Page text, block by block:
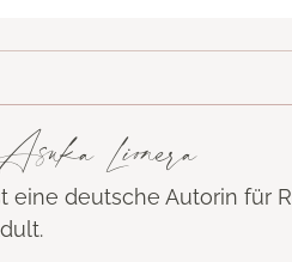
Lionera
eine deutsche Autorin für